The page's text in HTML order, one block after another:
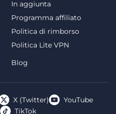
In aggiunta
Programma affiliato
Politica di rimborso
Politica Lite VPN
Blog
X (Twitter)
YouTube
TikTok